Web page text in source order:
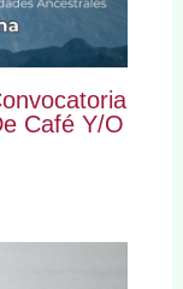
Café Y/O